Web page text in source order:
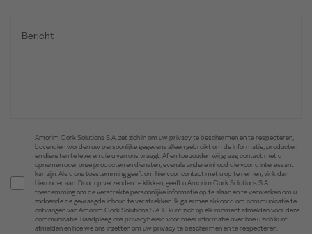
Amorim Cork Solutions S.A. zet zich in om uw privacy te beschermen en te respecteren,
bovendien worden uw persoonlijke gegevens alleen gebruikt om de informatie, producten
en diensten te leveren die u van ons vraagt. Af en toe zouden wij graag contact met u
opnemen over onze producten en diensten, evenals andere inhoud die voor u interessant
kan zijn. Als u ons toestemming geeft om hiervoor contact met u op te nemen, vink dan
hieronder aan. Door op verzenden te klikken, geeft u Amorim Cork Solutions S.A.
toestemming om de verstrekte persoonlijke informatie op te slaan en te verwerken om u
zodoende de gevraagde inhoud te verstrekken. Ik ga ermee akkoord om communicatie te
ontvangen van Amorim Cork Solutions S.A. U kunt zich op elk moment afmelden voor deze
communicatie. Raadpleeg ons privacybeleid voor meer informatie over hoe u zich kunt
afmelden en hoe we ons inzetten om uw privacy te beschermen en te respecteren.